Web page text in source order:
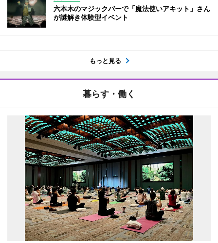
六本木のマジックバーで「魔法使いアキット」さん
が謎解き体験型イベント
もっと見る
暮らす・働く